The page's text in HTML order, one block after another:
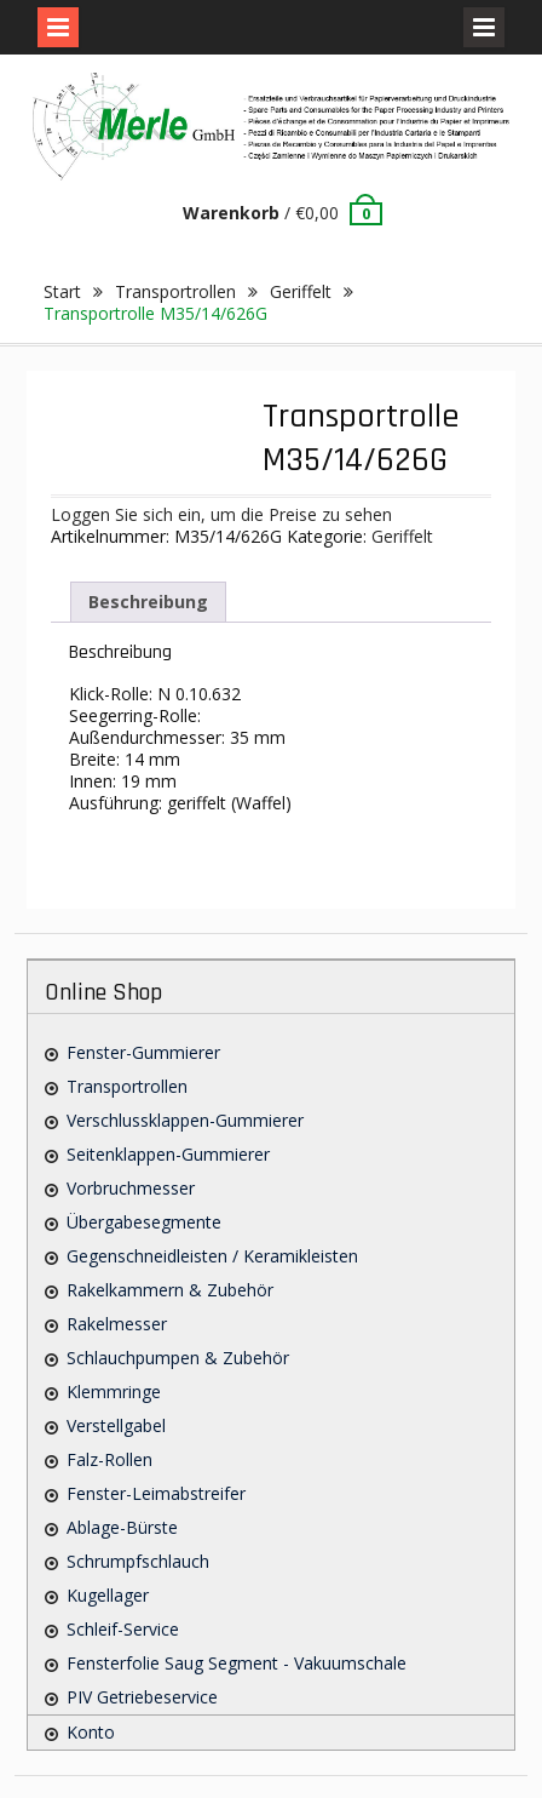
content
Warenkorb / €0,00 0
Start Transportrollen
Geriffelt
Transportrolle M35/14/626G
Transportrolle
M35/14/626G
Loggen Sie sich ein, um die Preise zu sehen
Artikelnummer: M35/14/626G Kategorie: Geriffelt
Beschreibung
Beschreibung
Klick-Rolle: N 0.10.632
Seegerring-Rolle:
Außendurchmesser: 35 mm
Breite: 14 mm
Innen: 19 mm
Ausführung: geriffelt (Waffel)
Online Shop
Fenster-Gummierer
Transportrollen
Verschlussklappen-Gummierer
Seitenklappen-Gummierer
Vorbruchmesser
Übergabesegmente
Gegenschneidleisten / Keramikleisten
Rakelkammern & Zubehör
Rakelmesser
Schlauchpumpen & Zubehör
Klemmringe
Verstellgabel
Falz-Rollen
Fenster-Leimabstreifer
Ablage-Bürste
Schrumpfschlauch
Kugellager
Schleif-Service
Fensterfolie Saug Segment - Vakuumschale
PIV Getriebeservice
Konto